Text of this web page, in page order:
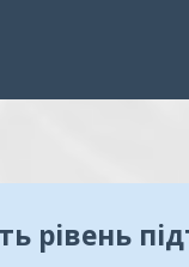
рівень